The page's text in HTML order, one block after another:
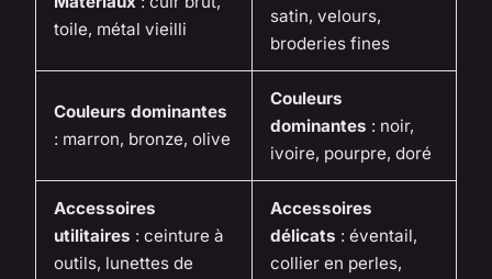
toile, métal vieilli
satin, velours,
broderies fines
Couleurs dominantes
: marron, bronze, olive
Couleurs
dominantes : noir,
ivoire, pourpre, doré
Accessoires
utilitaires : ceinture à
outils, lunettes de
Accessoires
délicats : éventail,
collier en perles,